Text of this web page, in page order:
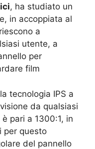
, ha studiato un
in accoppiata al
a
utente, a
per
film
tecnologia IPS a
da qualsiasi
pari a 1300:1, in
per questo
del pannello